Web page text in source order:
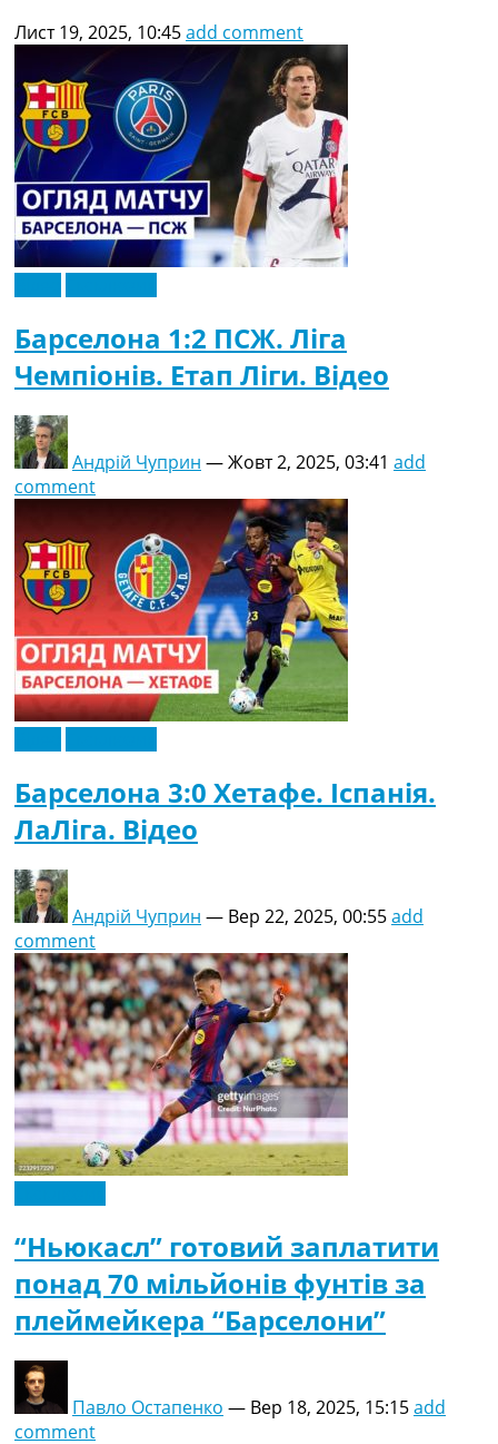
Лист 19, 2025, 10:45add comment
Барселона 1:2 ПСЖ. Ліга
Чемпіонів. Етап Ліги. Відео
Андрій Чуприн —Жовт 2, 2025, 03:41 add
comment
Барселона 3:0 Хетафе. Іспанія.
ЛаЛіга. Відео
Андрій Чуприн — Вер 22, 2025, 00:55add
comment
“Ньюкасл” готовий заплатити
понад 70 мільйонів фунтів за
плеймейкера “Барселони”
Павло Остапенко — Вер 18, 2025, 15:15add
comment